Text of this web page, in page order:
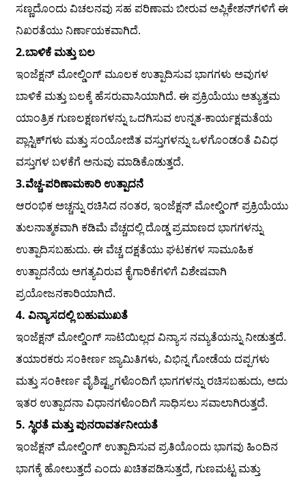
ಸಣ್ಣದೊಂದು ವಿಚಲನವು ಸಹ ಪರಿಣಾಮ ಬೀರುವ ಅಪ್ಲಿಕೇಶನ್‌ಗಳಿಗೆ ಈ
ನಿಖರತೆಯು ನಿರ್ಣಾಯಕವಾಗಿದೆ.
2.ಬಾಳಿಕೆ ಮತ್ತು ಬಲ
ಇಂಜೆಕ್ಷನ್ ಮೋಲ್ಡಿಂಗ್ ಮೂಲಕ ಉತ್ಪಾದಿಸುವ ಭಾಗಗಳು ಅವುಗಳ
ಬಾಳಿಕೆ ಮತ್ತು ಬಲಕ್ಕೆ ಹೆಸರುವಾಸಿಯಾಗಿದೆ. ಈ ಪ್ರಕ್ರಿಯೆಯು ಅತ್ಯುತ್ತಮ
ಯಾಂತ್ರಿಕ ಗುಣಲಕ್ಷಣಗಳನ್ನು ಒದಗಿಸುವ ಉನ್ನತ-ಕಾರ್ಯಕ್ಷಮತೆಯ
ಪ್ಲಾಸ್ಟಿಕ್‌ಗಳು ಮತ್ತು ಸಂಯೋಜಿತ ವಸ್ತುಗಳನ್ನು ಒಳಗೊಂಡಂತೆ ವಿವಿಧ
ವಸ್ತುಗಳ ಬಳಕೆಗೆ ಅನುವು ಮಾಡಿಕೊಡುತ್ತದೆ.
3.ವೆಚ್ಚ-ಪರಿಣಾಮಕಾರಿ ಉತ್ಪಾದನೆ
ಆರಂಭಿಕ ಅಚ್ಚನ್ನು ರಚಿಸಿದ ನಂತರ, ಇಂಜೆಕ್ಷನ್ ಮೋಲ್ಡಿಂಗ್ ಪ್ರಕ್ರಿಯೆಯು
ತುಲನಾತ್ಮಕವಾಗಿ ಕಡಿಮೆ ವೆಚ್ಚದಲ್ಲಿ ದೊಡ್ಡ ಪ್ರಮಾಣದ ಭಾಗಗಳನ್ನು
ಉತ್ಪಾದಿಸಬಹುದು. ಈ ವೆಚ್ಚ ದಕ್ಷತೆಯು ಘಟಕಗಳ ಸಾಮೂಹಿಕ
ಉತ್ಪಾದನೆಯ ಅಗತ್ಯವಿರುವ ಕೈಗಾರಿಕೆಗಳಿಗೆ ವಿಶೇಷವಾಗಿ
ಪ್ರಯೋಜನಕಾರಿಯಾಗಿದೆ.
4. ವಿನ್ಯಾಸದಲ್ಲಿ ಬಹುಮುಖತೆ
ಇಂಜೆಕ್ಷನ್ ಮೋಲ್ಡಿಂಗ್ ಸಾಟಿಯಿಲ್ಲದ ವಿನ್ಯಾಸ ನಮ್ಯತೆಯನ್ನು ನೀಡುತ್ತದೆ.
ತಯಾರಕರು ಸಂಕೀರ್ಣ ಜ್ಯಾಮಿತಿಗಳು, ವಿಭಿನ್ನ ಗೋಡೆಯ ದಪ್ಪಗಳು
ಮತ್ತು ಸಂಕೀರ್ಣ ವೈಶಿಷ್ಟ್ಯಗಳೊಂದಿಗೆ ಭಾಗಗಳನ್ನು ರಚಿಸಬಹುದು, ಅದು
ಇತರ ಉತ್ಪಾದನಾ ವಿಧಾನಗಳೊಂದಿಗೆ ಸಾಧಿಸಲು ಸವಾಲಾಗಿರುತ್ತದೆ.
5. ಸ್ಥಿರತೆ ಮತ್ತು ಪುನರಾವರ್ತನೀಯತೆ
ಇಂಜೆಕ್ಷನ್ ಮೋಲ್ಡಿಂಗ್ ಉತ್ಪಾದಿಸುವ ಪ್ರತಿಯೊಂದು ಭಾಗವು ಹಿಂದಿನ
ಭಾಗಕ್ಕೆ ಹೋಲುತ್ತದೆ ಎಂದು ಖಚಿತಪಡಿಸುತ್ತದೆ, ಗುಣಮಟ್ಟ ಮತ್ತು